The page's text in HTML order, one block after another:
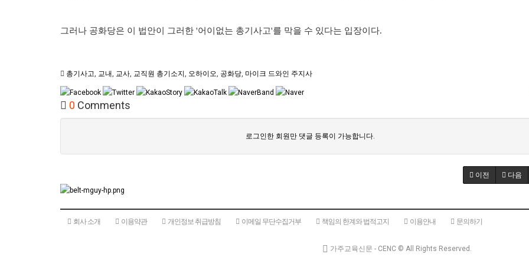
그러나 공화당은 이 법안이 그러한 '어이없는 총기사고'를 막을 수 있다는 입장이다.
총기사고 교내 교사 교직원 총기소지 오하이오 공화당 마이크 드와인 주지사
0 Comments
로그인한 회원만 댓글 등록이 가능합니다.
이전 다음
회사 소개 이용약관 개인정보 취급방침 이메일 무단수집거부 책임의 한계와 법적고지 이용안내 문의하기
가주교육신문 - CENC © All Rights Reserved.